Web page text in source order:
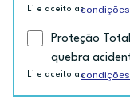
Li e aceito as
Proteção
quebra
Li e aceito as